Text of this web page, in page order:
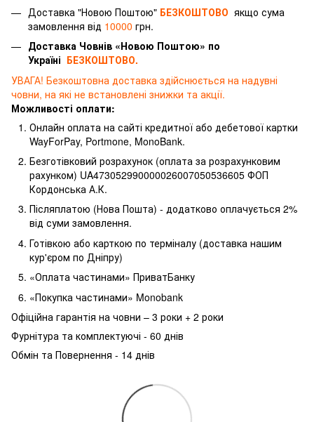
Доставка "Новою Поштою" БЕЗКОШТОВО якщо сума
замовлення від 10000 грн.
Доставка Човнів «Новою Поштою» по
Україні БЕЗКОШТОВО.
УВАГА! Безкоштовна доставка здійснюється на надувні
човни, на які не встановлені знижки та акції.
Можливості оплати:
Онлайн оплата на сайті кредитної або дебетової картки
WayForPay, Portmone, MonoBank.
Безготівковий розрахунок (оплата за розрахунковим
рахунком) UA473052990000026007050536605 ФОП
Кордонська А.К.
Післяплатою (Нова Пошта) - додатково оплачується 2%
від суми замовлення.
Готівкою або карткою по терміналу (доставка нашим
кур'єром по Дніпру)
«Оплата частинами» ПриватБанку
«Покупка частинами» Monobank
Офіційна гарантія на човни – 3 роки + 2 роки
Фурнітура та комплектуючі - 60 днів
Обмін та Повернення - 14 днів